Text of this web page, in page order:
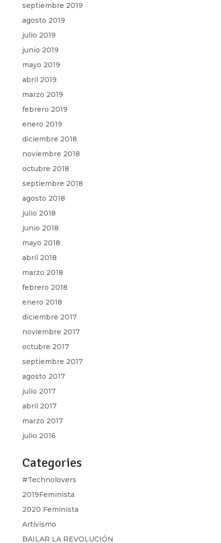
septiembre 2019
agosto 2019
julio 2019
junio 2019
mayo 2019
abril 2019
marzo 2019
febrero 2019
enero 2019
diciembre 2018
noviembre 2018
octubre 2018
septiembre 2018
agosto 2018
julio 2018
junio 2018
mayo 2018
abril 2018
marzo 2018
febrero 2018
enero 2018
diciembre 2017
noviembre 2017
octubre 2017
septiembre 2017
agosto 2017
julio 2017
abril 2017
marzo 2017
julio 2016
Categories
#Technolovers
2019Feminista
2020 Feminista
Artivismo
BAILAR LA REVOLUCIÓN